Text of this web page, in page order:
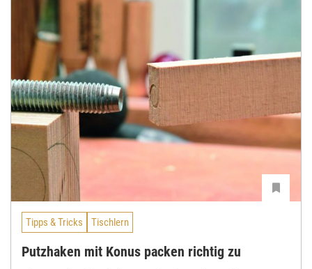
Tipps & Tricks Tischlern
Putzhaken mit Konus packen richtig zu